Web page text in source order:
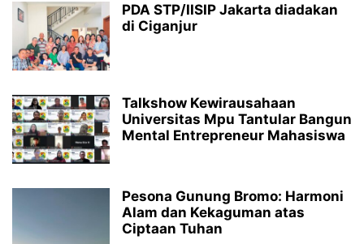
PDA STP/IISIP Jakarta diadakan
di Ciganjur
Talkshow Kewirausahaan
Universitas Mpu Tantular Bangun
Mental Entrepreneur Mahasiswa
Pesona Gunung Bromo: Harmoni
Alam dan Kekaguman atas
Ciptaan Tuhan